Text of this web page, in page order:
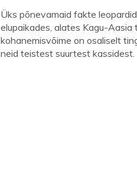
Üks põnevamaid fakte
elupaikades, alates Kagu-
kohanemisvõime on osaliselt
neid teistest suurtest kassidest.